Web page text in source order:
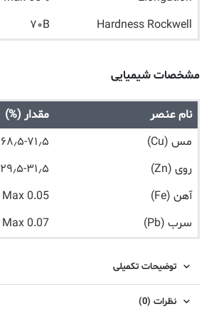
Hardness Rockwell
۷۰B
مشخصات شیمیایی
نام عنصر
مقدار (%)
مس (Cu)
۶۸٫۵-۷۱٫۵
روی (Zn)
۲۹٫۵-۳۱٫۵
آهن (Fe)
Max 0.05
سرب (Pb)
Max 0.07
توضیحات تکمیلی
نظرات (0)